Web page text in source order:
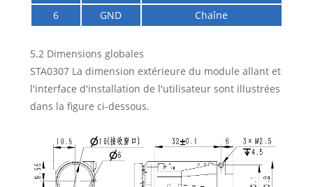
6
GND Chaîne
5.2 Dimensions globales
STA0307 La dimension extérieure du module allant et
l'interface d'installation de l'utilisateur sont illustrées
dans la figure ci-dessous.